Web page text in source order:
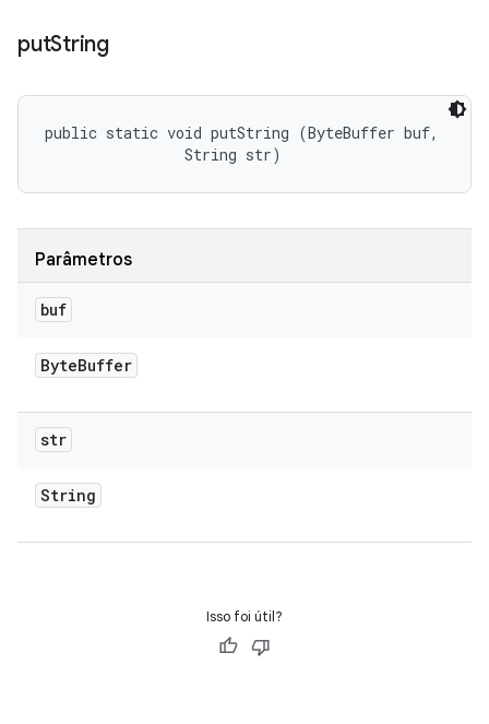
putString
public static void putString (ByteBuffer buf,
                String str)
Parâmetros
buf
ByteBuffer
str
String
Isso foi útil?